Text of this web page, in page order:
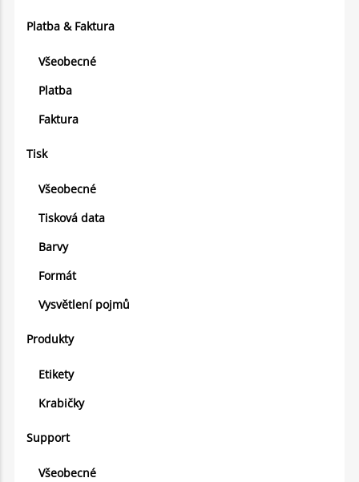
Platba & Faktura
Všeobecné
Platba
Faktura
Tisk
Všeobecné
Tisková data
Barvy
Formát
Vysvětlení pojmů
Produkty
Etikety
Krabičky
Support
Všeobecné